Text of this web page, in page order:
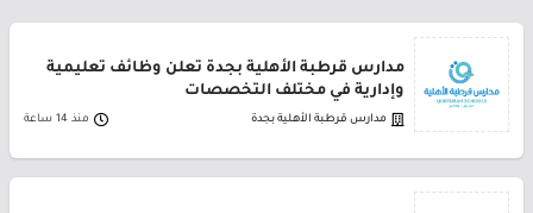
مدارس قرطبة الأهلية بجدة تعلن وظائف تعليمية
وإدارية في مختلف التخصصات
مدارس قرطبة الأهلية بجدة منذ 14 ساعة